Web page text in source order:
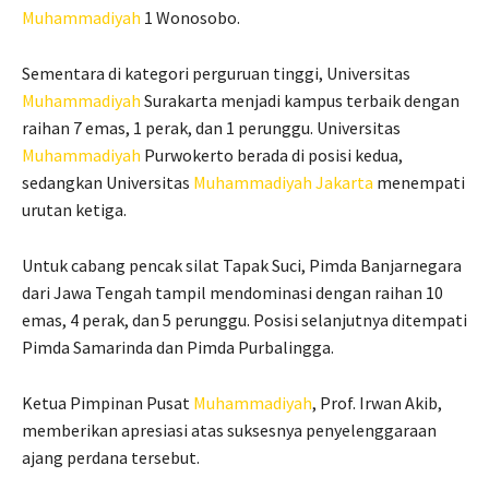
Muhammadiyah 1 Wonosobo.
Sementara di kategori perguruan tinggi, Universitas
Muhammadiyah Surakarta menjadi kampus terbaik dengan
raihan 7 emas, 1 perak, dan 1 perunggu. Universitas
Muhammadiyah Purwokerto berada di posisi kedua,
sedangkan Universitas Muhammadiyah Jakarta menempati
urutan ketiga.
Untuk cabang pencak silat Tapak Suci, Pimda Banjarnegara
dari Jawa Tengah tampil mendominasi dengan raihan 10
emas, 4 perak, dan 5 perunggu. Posisi selanjutnya ditempati
Pimda Samarinda dan Pimda Purbalingga.
Ketua Pimpinan Pusat Muhammadiyah, Prof. Irwan Akib,
memberikan apresiasi atas suksesnya penyelenggaraan
ajang perdana tersebut.